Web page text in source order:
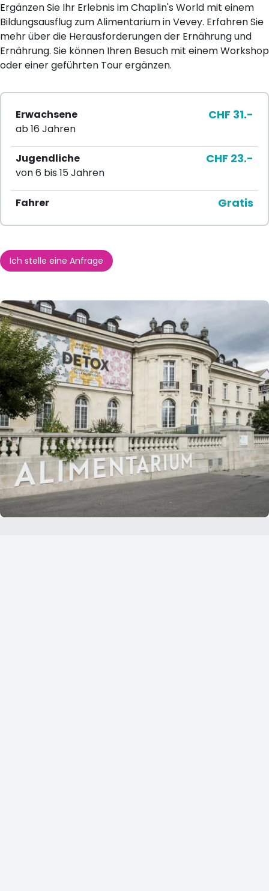
Ergänzen Sie Ihr Erlebnis im Chaplin's World mit einem
Bildungsausflug zum Alimentarium in Vevey. Erfahren Sie
mehr über die Herausforderungen der Ernährung und
Ernährung. Sie können Ihren Besuch mit einem Workshop
oder einer geführten Tour ergänzen.
Erwachsene
ab 16 Jahren
CHF 31.-
Jugendliche
von 6 bis 15 Jahren
CHF 23.-
Fahrer Gratis
Ich stelle eine Anfrage